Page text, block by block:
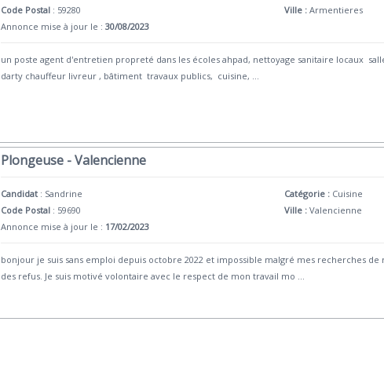
Code Postal : 59280
Annonce mise à jour le :30/08/2023
Ville : Armentieres
un poste agent d'entretien propreté dans les écoles ahpad, nettoyage sanitaire locaux
darty chauffeur livreur , bâtiment travaux publics, cuisine,
Plongeuse - Valencienne
Candidat : Sandrine
Code Postal : 59690
Annonce mise à jour le : 17/02/2023
Catégorie : Cuisine
Ville : Valencienne
bonjour je suis sans emploi depuis octobre 2022 et impossible malgré mes recherches
des refus. Je suis motivé volontaire avec le respect de mon travail mo ...